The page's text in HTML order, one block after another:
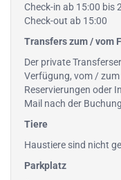
Check-in ab 15:00 bis
Check-out ab 15:00
Transfers zum / vom
Der private
Verfügung, vom /
Reservierungen oder
Mail nach der
Tiere
Haustiere sind nicht
Parkplatz